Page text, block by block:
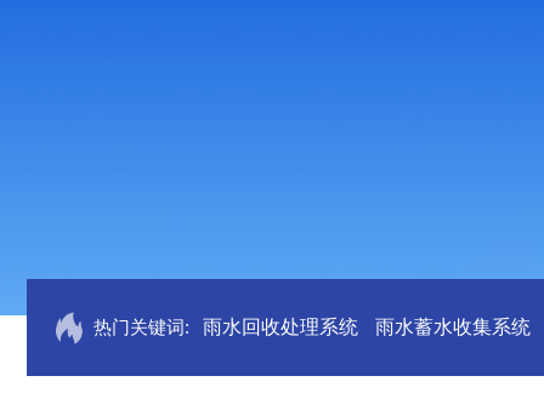
热门关键词: 雨水回收处理系统 雨水蓄水收集系统